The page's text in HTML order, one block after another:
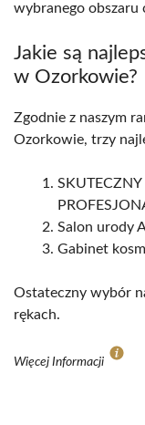
wybranego obszaru
Jakie są
w Ozorkowie?
Zgodnie z naszym
Ozorkowie, trzy
SKUTECZNY
Salon urody
Gabinet
Ostateczny wybór
rękach.
Więcej Informacji